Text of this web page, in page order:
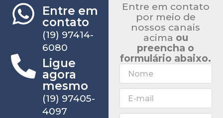
Entre em
contato
(19) 97414-
6080
Ligue
agora
mesmo
(19) 97405-
4097
Entre em contato
por meio de
nossos canais
acima ou
preencha o
formulário abaixo.